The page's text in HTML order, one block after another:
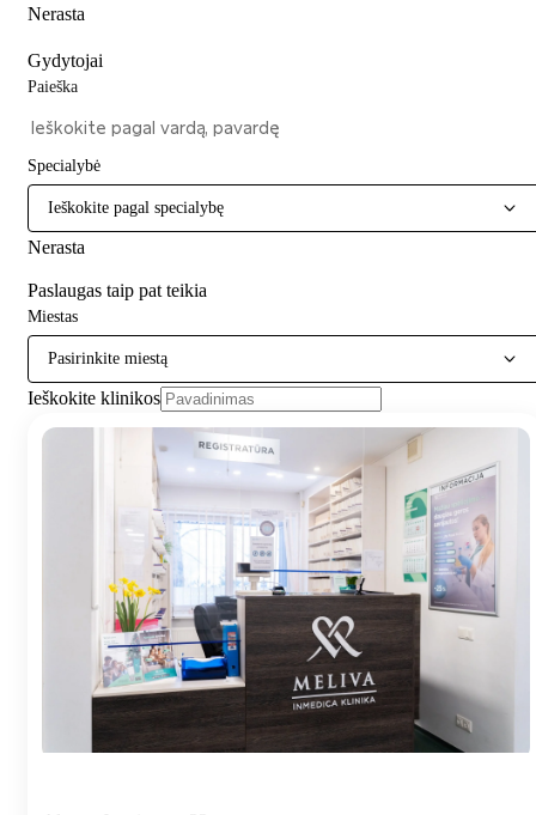
Nerasta
Gydytojai
Paieška
Specialybė
Ieškokite pagal specialybę
Nerasta
Paslaugas taip pat teikia
Miestas
Pasirinkite miestą
Ieškokite klinikos